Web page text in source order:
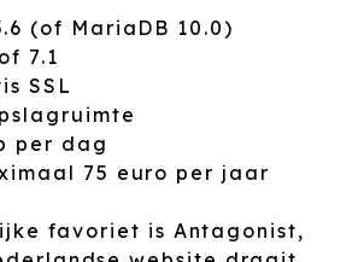
(of MariaDB 10.0)
7.1
SSL
per dag
75 euro per jaar
favoriet is Antagonist,